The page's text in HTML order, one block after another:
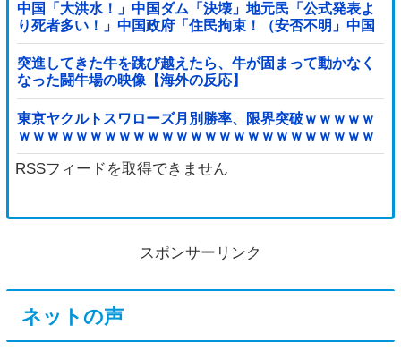
中国「大洪水！」中国ダム「決壊」地元民「公式発表よ
り死者多い！」中国政府「住民拘束！（安否不明」中国
当局「救助隊動画も削除」台風13号「三峡ダム接近中」
→
突進してきた牛を跳び越えたら、牛が固まって動かなく
なった闘牛場の映像【海外の反応】
東京ヤクルトスワローズ月別勝率、限界突破ｗｗｗｗｗ
ｗｗｗｗｗｗｗｗｗｗｗｗｗｗｗｗｗｗｗｗｗｗｗｗｗ
ｗｗｗｗｗｗｗｗｗｗｗｗｗ他
RSSフィードを取得できません
スポンサーリンク
ネットの声